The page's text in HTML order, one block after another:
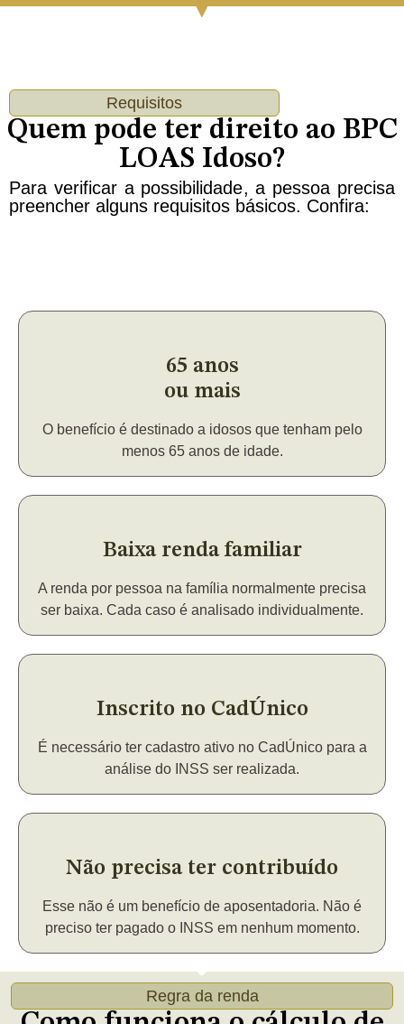
Requisitos
Quem pode ter direito ao BPC
LOAS Idoso?
Para verificar a possibilidade, a pessoa precisa
preencher alguns requisitos básicos. Confira:
65 anos
ou mais
O benefício é destinado a idosos que tenham pelo
menos 65 anos de idade.
Baixa renda familiar
A renda por pessoa na família normalmente precisa
ser baixa. Cada caso é analisado individualmente.
Inscrito no CadÚnico
É necessário ter cadastro ativo no CadÚnico para a
análise do INSS ser realizada.
Não precisa ter contribuído
Esse não é um benefício de aposentadoria. Não é
preciso ter pagado o INSS em nenhum momento.
Regra da renda